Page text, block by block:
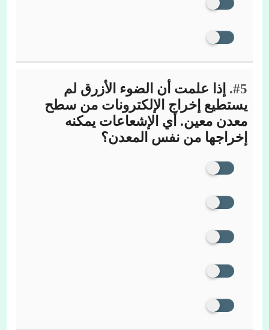
#5.
إذا علمت أن الضوء الأزرق لم
يستطيع إخراج الإلكترونات من سطح
معدن معين. أي الإشعاعات يمكنه
إخراجها من نفس المعدن؟